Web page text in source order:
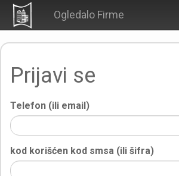
Ogledalo Firme
Prijavi se
Telefon (ili email)
kod korišćen kod smsa (ili šifra)